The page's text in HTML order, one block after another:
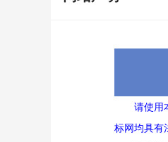
请使用
标网均具有